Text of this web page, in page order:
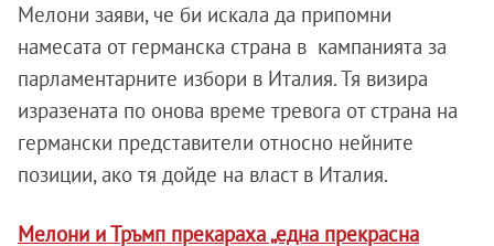
Мелони заяви, че би искала да припомни
намесата от германска страна в кампанията за
парламентарните избори в Италия. Тя визира
изразената по онова време тревога от страна на
германски представители относно нейните
позиции, ако тя дойде на власт в Италия.
Мелони и Тръмп прекараха „една прекрасна